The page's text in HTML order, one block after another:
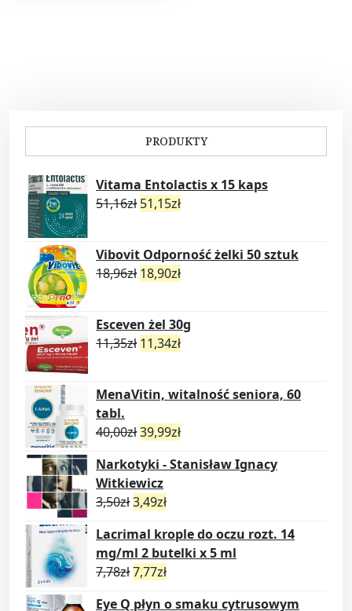
PRODUKTY
Vitama Entolactis x 15 kaps
51,16zł 51,15zł
Vibovit Odporność żelki 50 sztuk
18,96zł 18,90zł
Esceven żel 30g
11,35zł 11,34zł
MenaVitin, witalność seniora, 60
tabl.
40,00zł39,99zł
Narkotyki - Stanisław Ignacy
Witkiewicz
3,50zł3,49zł
Lacrimal krople do oczu rozt. 14
mg/ml 2 butelki x 5 ml
7,78zł7,77zł
Eye Q płyn o smaku cytrusowym